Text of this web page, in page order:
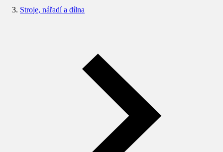
Stroje, nářadí a dílna